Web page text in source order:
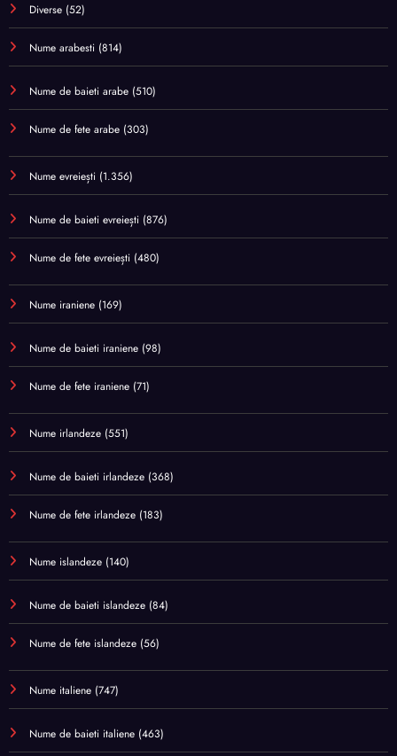
Diverse (52)
Nume arabesti (814)
Nume de baieti arabe (510)
Nume de fete arabe (303)
Nume evreiești (1.356)
Nume de baieti evreiești (876)
Nume de fete evreiești (480)
Nume iraniene (169)
Nume de baieti iraniene (98)
Nume de fete iraniene (71)
Nume irlandeze (551)
Nume de baieti irlandeze (368)
Nume de fete irlandeze (183)
Nume islandeze (140)
Nume de baieti islandeze (84)
Nume de fete islandeze (56)
Nume italiene (747)
Nume de baieti italiene (463)